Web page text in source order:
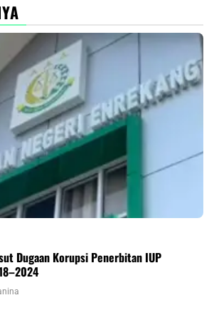
Dugaan Korupsi Penerbitan IUP